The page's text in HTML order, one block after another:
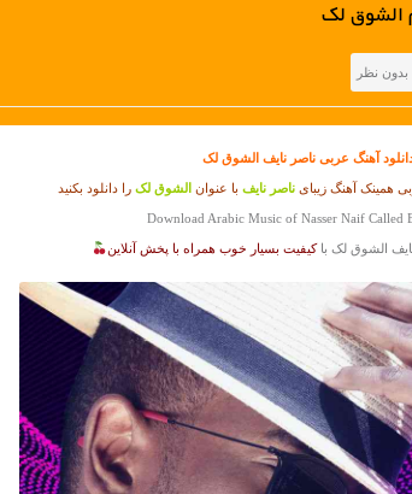
الشوق لک
بدون نظر
آهنگ عربی ناصر نایف الشوق لک
همینک آهنگ زیبایناصر نایف با عنوانالشوق لک را دانلود بکنید
الشوق لک باکیفیت بسیار خوب همراه با پخش آنلاین